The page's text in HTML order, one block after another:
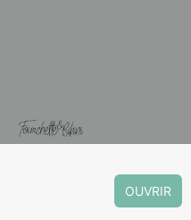
OUVRIR